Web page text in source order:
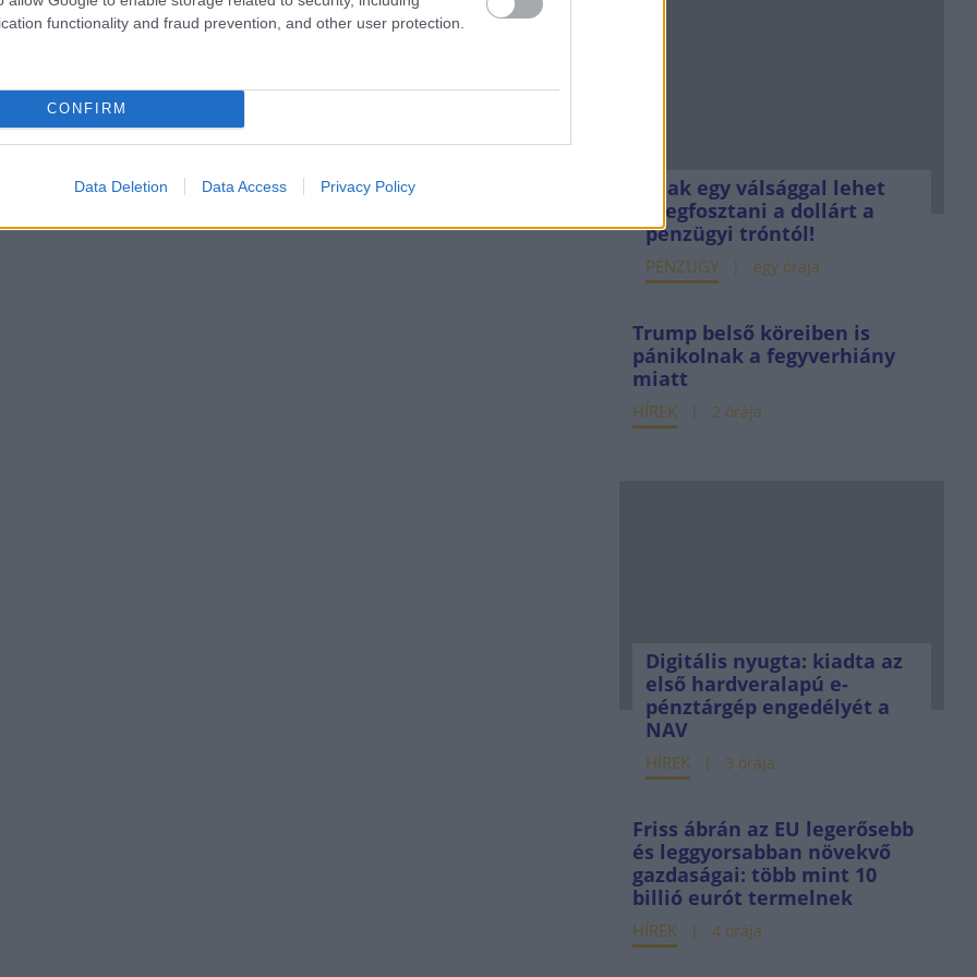
functionality and fraud prevention, and other user protection.
CONFIRM
Data Deletion Data Access Privacy Policy
Csak egy válsággal lehet
megfosztani a dollárt a
pénzügyi tróntól!
PÉNZÜGY egy órája
Trump belső köreiben is
pánikolnak a fegyverhiány
miatt
HÍREK 2 órája
Digitális nyugta: kiadta az
első hardveralapú e-
pénztárgép engedélyét a
NAV
HÍREK 3 órája
Friss ábrán az EU legerősebb
és leggyorsabban növekvő
gazdaságai: több mint 10
billió eurót termelnek
HÍREK 4 órája